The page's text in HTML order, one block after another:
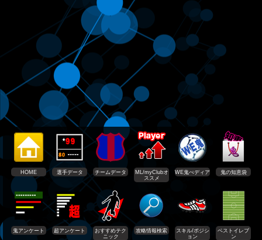
HOME 選手データ チームデータ
ML/myClubオ
ススメ
WE鬼ぺディア 鬼の知恵袋
鬼アンケート 超アンケート
おすすめテク
ニック
攻略情報検索
スキル/ポジシ
ョン
ベストイレブ
ン